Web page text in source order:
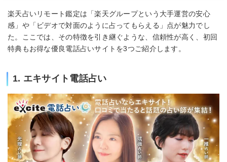
楽天占いリモート鑑定は「楽天グループという大手運営の安心
感」や「ビデオで対面のように占ってもらえる」点が魅力でし
た。ここでは、その特徴を引き継ぐような、信頼性が高く、初回
特典もお得な優良電話占いサイトを3つご紹介します。
1. エキサイト電話占い